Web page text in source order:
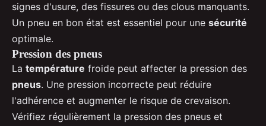
signes d'usure, des fissures ou des clous manquants.
Un pneu en bon état est essentiel pour une sécurité
optimale.
Pression des pneus
La température froide peut affecter la pression des
pneus. Une pression incorrecte peut réduire
l'adhérence et augmenter le risque de crevaison.
Vérifiez régulièrement la pression des pneus et